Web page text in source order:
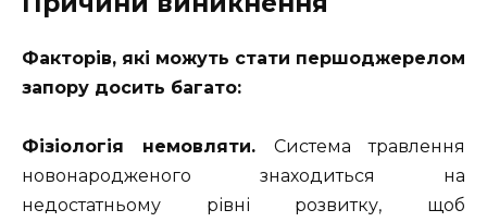
Факторів, які можуть стати першоджерелом
запору досить багато:
Фізіологія немовляти. Система травлення
новонародженого знаходиться на
недостатньому рівні розвитку, щоб